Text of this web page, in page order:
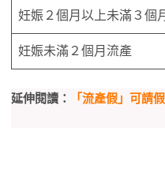
妊娠２個月以上未滿３個
妊娠未滿２個月流產
延伸閱讀： 「流產假」可請